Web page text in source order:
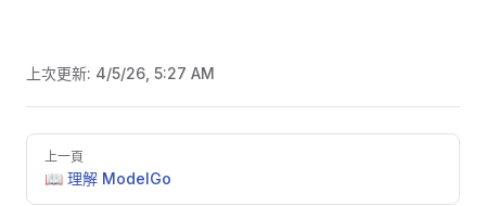
上次更新: 4/5/26, 5:27 AM
Pager
上一頁
📖 理解 ModelGo